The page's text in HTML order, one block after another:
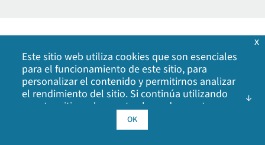
Información de contacto
Consultas de seguridad
Este sitio web utiliza cookies que son esenciales
para el funcionamiento de este sitio, para
personalizar el contenido y permitirnos analizar
el rendimiento del sitio. Si continúa utilizando
nuestro sitio web, acepta el uso de nuestras
cookies. Haga clic en Aceptar para indicar que
política de cookies
OK
x